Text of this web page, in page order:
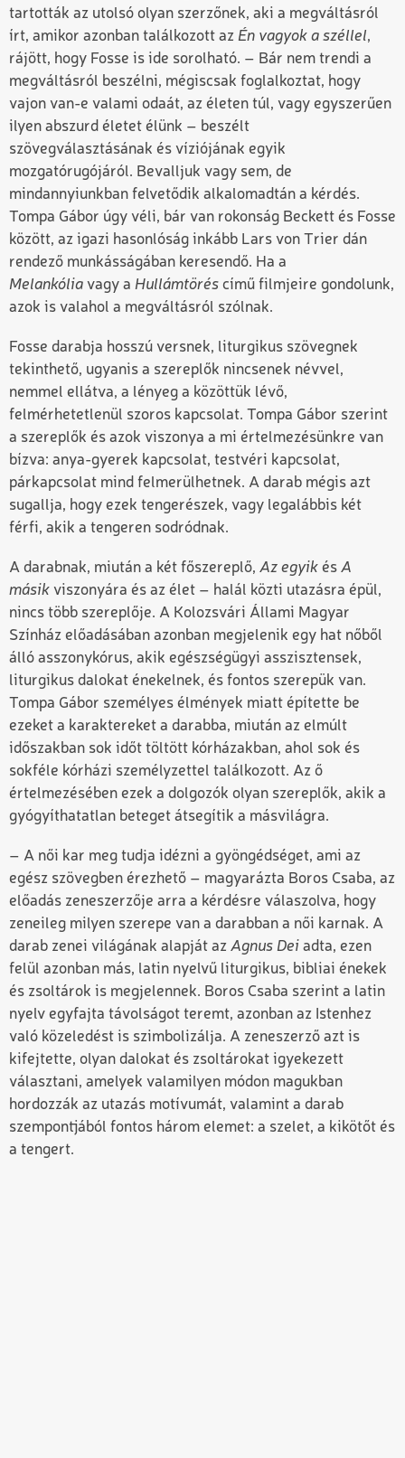
tartották az utolsó olyan szerzőnek, aki a megváltásról
írt, amikor azonban találkozott az Én vagyok a széllel,
rájött, hogy Fosse is ide sorolható. – Bár nem trendi a
megváltásról beszélni, mégiscsak foglalkoztat, hogy
vajon van-e valami odaát, az életen túl, vagy egyszerűen
ilyen abszurd életet élünk – beszélt
szövegválasztásának és víziójának egyik
mozgatórugójáról. Bevalljuk vagy sem, de
mindannyiunkban felvetődik alkalomadtán a kérdés.
Tompa Gábor úgy véli, bár van rokonság Beckett és Fosse
között, az igazi hasonlóság inkább Lars von Trier dán
rendező munkásságában keresendő. Ha a
Melankólia vagy a Hullámtörés című filmjeire gondolunk,
azok is valahol a megváltásról szólnak.
Fosse darabja hosszú versnek, liturgikus szövegnek
tekinthető, ugyanis a szereplők nincsenek névvel,
nemmel ellátva, a lényeg a közöttük lévő,
felmérhetetlenül szoros kapcsolat. Tompa Gábor szerint
a szereplők és azok viszonya a mi értelmezésünkre van
bízva: anya-gyerek kapcsolat, testvéri kapcsolat,
párkapcsolat mind felmerülhetnek. A darab mégis azt
sugallja, hogy ezek tengerészek, vagy legalábbis két
férfi, akik a tengeren sodródnak.
A darabnak, miután a két főszereplő, Az egyik és A
másik viszonyára és az élet – halál közti utazásra épül,
nincs több szereplője. A Kolozsvári Állami Magyar
Színház előadásában azonban megjelenik egy hat nőből
álló asszonykórus, akik egészségügyi asszisztensek,
liturgikus dalokat énekelnek, és fontos szerepük van.
Tompa Gábor személyes élmények miatt építette be
ezeket a karaktereket a darabba, miután az elmúlt
időszakban sok időt töltött kórházakban, ahol sok és
sokféle kórházi személyzettel találkozott. Az ő
értelmezésében ezek a dolgozók olyan szereplők, akik a
gyógyíthatatlan beteget átsegítik a másvilágra.
– A női kar meg tudja idézni a gyöngédséget, ami az
egész szövegben érezhető – magyarázta Boros Csaba, az
előadás zeneszerzője arra a kérdésre válaszolva, hogy
zeneileg milyen szerepe van a darabban a női karnak. A
darab zenei világának alapját az Agnus Dei adta, ezen
felül azonban más, latin nyelvű liturgikus, bibliai énekek
és zsoltárok is megjelennek. Boros Csaba szerint a latin
nyelv egyfajta távolságot teremt, azonban az Istenhez
való közeledést is szimbolizálja. A zeneszerző azt is
kifejtette, olyan dalokat és zsoltárokat igyekezett
választani, amelyek valamilyen módon magukban
hordozzák az utazás motívumát, valamint a darab
szempontjából fontos három elemet: a szelet, a kikötőt és
a tengert.